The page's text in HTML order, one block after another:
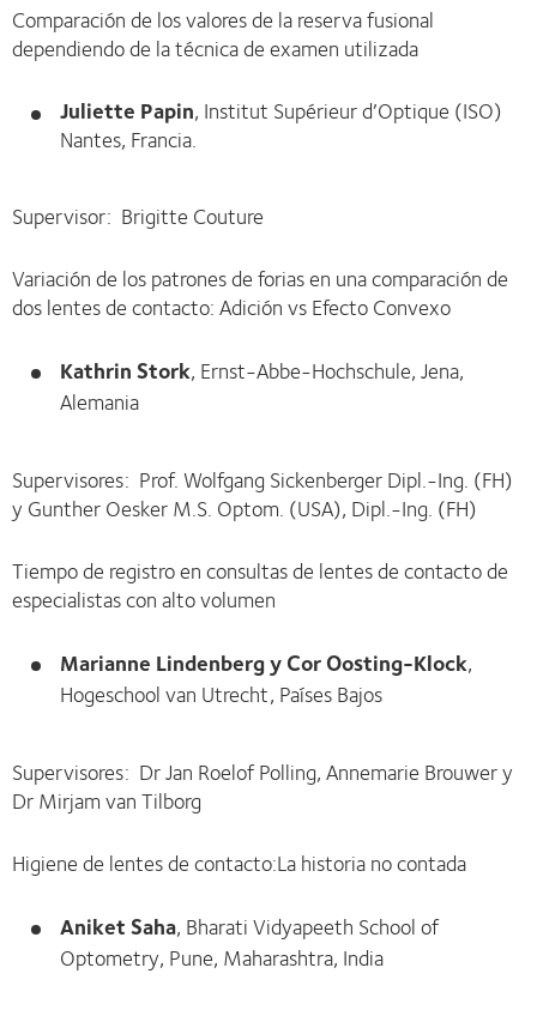
Comparación de los valores de la reserva fusional
dependiendo de la técnica de examen utilizada
Juliette Papin, Institut Supérieur d’Optique (ISO)
Nantes, Francia.
Supervisor: Brigitte Couture
Variación de los patrones de forias en una comparación de
dos lentes de contacto: Adición vs Efecto Convexo
Kathrin Stork, Ernst-Abbe-Hochschule, Jena,
Alemania
Supervisores: Prof. Wolfgang Sickenberger Dipl.-Ing. (FH)
y Gunther Oesker M.S. Optom. (USA), Dipl.-Ing. (FH)
Tiempo de registro en consultas de lentes de contacto de
especialistas con alto volumen
Marianne Lindenberg y Cor Oosting-Klock,
Hogeschool van Utrecht, Países Bajos
Supervisores: Dr Jan Roelof Polling, Annemarie Brouwer y
Dr Mirjam van Tilborg
Higiene de lentes de contacto:La historia no contada
Aniket Saha, Bharati Vidyapeeth School of
Optometry, Pune, Maharashtra, India